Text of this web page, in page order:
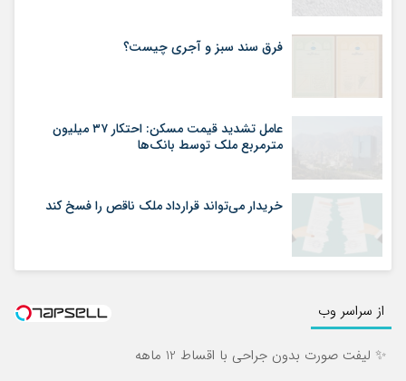
فرق سند سبز و آجری چیست؟
عامل تشدید قیمت مسکن: احتکار ۳۷ میلیون
مترمربع ملک توسط بانک‌ها
خریدار می‌تواند قرارداد ملک ناقص را فسخ کند
از سراسر وب
✨ لیفت صورت بدون جراحی با اقساط 12 ماهه